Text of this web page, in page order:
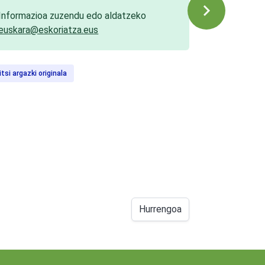
zuzendu edo aldatzeko
argazki originala
Hurrengoa